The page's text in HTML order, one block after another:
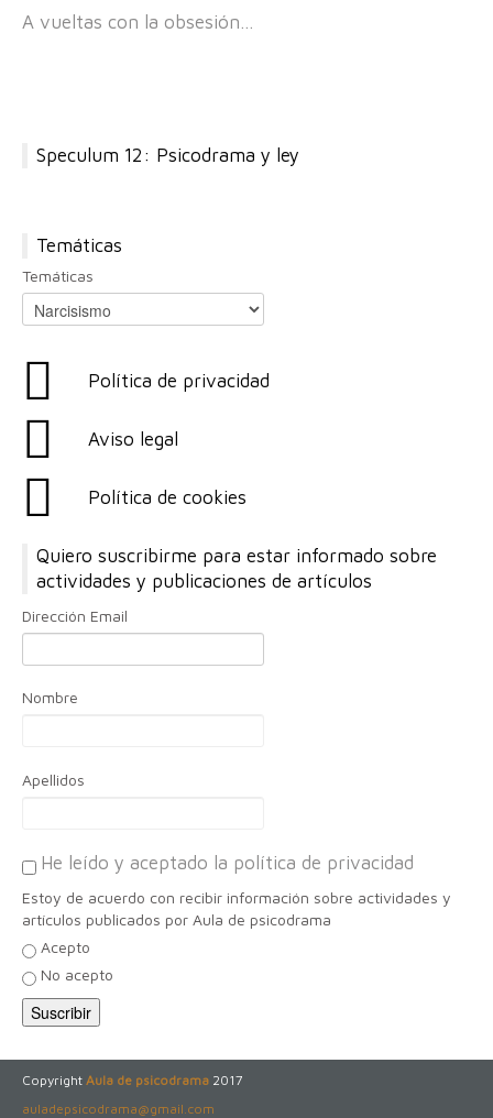
A vueltas con la obsesión…
Speculum 12: Psicodrama y ley
Temáticas
Temáticas
Política de privacidad
Aviso legal
Política de cookies
Quiero suscribirme para estar informado sobre
actividades y publicaciones de artículos
Dirección Email
Nombre
Apellidos
He leído y aceptado la política de privacidad
Estoy de acuerdo con recibir información sobre actividades y
artículos publicados por Aula de psicodrama
Acepto
No acepto
Copyright Aula de psicodrama 2017
auladepsicodrama@gmail.com